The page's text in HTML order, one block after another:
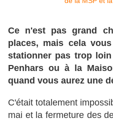
Ce n'est pas grand
places, mais cela
stationner pas trop
Penhars ou à la
quand vous aurez une
C'était totalement
mai et la fermeture des